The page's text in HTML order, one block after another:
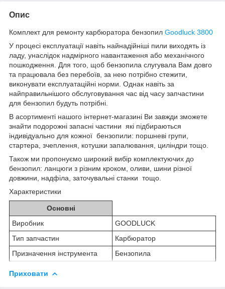
Опис
Комплект для ремонту карбюратора бензопил Goodluck 3800
У процесі експлуатації навіть найнадійніші пили виходять із
ладу, унаслідок надмірного навантаження або механічного
пошкодження. Для того, щоб бензопила слугувала Вам довго
та працювала без перебоїв, за нею потрібно стежити,
виконувати експлуатаційні норми. Однак навіть за
найправильнішого обслуговування час від часу запчастини
для бензопил будуть потрібні.
В асортименті нашого інтернет-магазині Ви завжди зможете
знайти подорожні запасні частини які підбираються
індивідуально для кожної бензопили: поршневі групи,
стартера, зчеплення, котушки запалювання, циліндри тощо.
Також ми пропонуємо широкий вибір комплектуючих до
бензопил: ланцюги з різним кроком, оливи, шини різної
довжини, надфіла, заточувальні станки тощо.
Характеристики
Основні
Виробник
GOODLUCK
Тип запчастин
Карбюратор
Призначення інструмента
Бензопила
Приховати